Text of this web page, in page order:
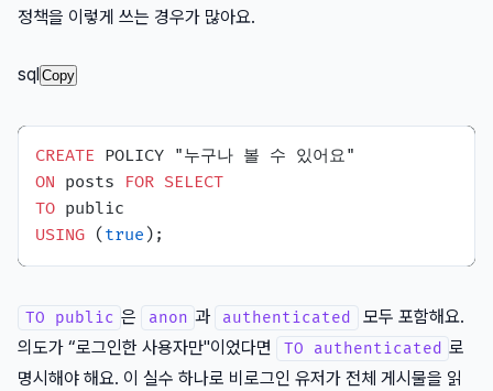
정책을 이렇게 쓰는 경우가 많아요.
sql Copy
CREATE
ON posts FOR SELECT
TO
USING ( true
TO public 은 anon 과 authenticated
모두 포함해요.
의도가 “로그인한 사용자만"이었다면
TO authenticated 로
명시해야 해요. 이 실수 하나로 비로그인 유저가 전체 게시물을 읽